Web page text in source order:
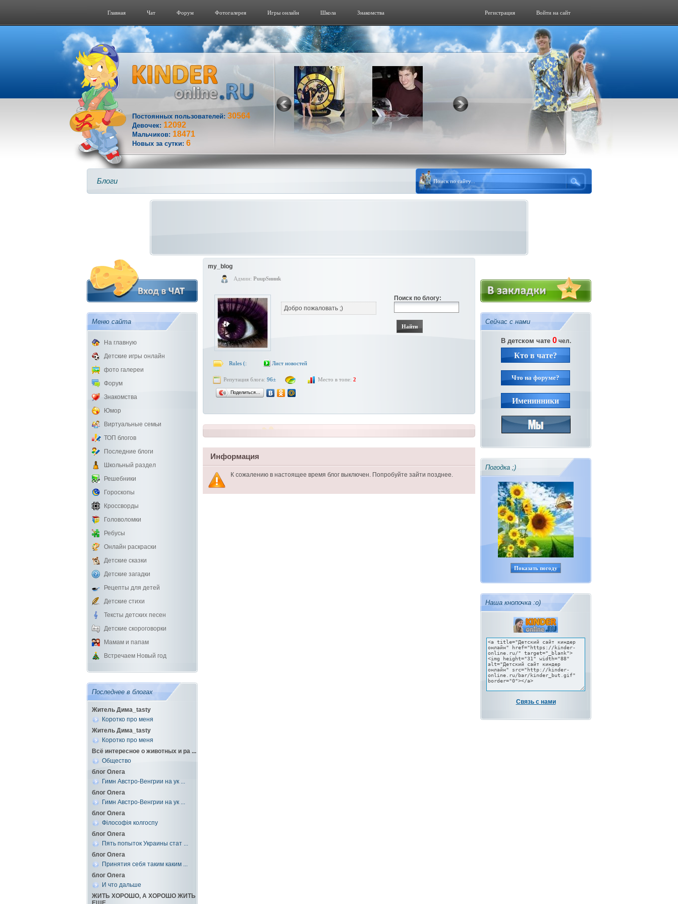
Главная Чат Форум Фотогалерeя Игры онлайн Школа Знакомства Войти на сайт
Регистрация
Постоянных пользователей: 30564
Девочек: 12092
Мальчиков: 18471
Новых за сутки: 6
Блоги
Меню сайта
На главную
Детские игры онлайн
фото галереи
Форум
Знакомства
Юмор
Виртуальные семьи
ТОП блогов
Последние блоги
Школьный раздел
Решебники
Гороскопы
Кроссворды
Головоломки
Ребусы
Онлайн раскраски
Детские сказки
Детские загадки
Рецепты для детей
Детские стихи
Тексты детских песен
Детские скороговорки
Мамам и папам
Встречаем Новый год
Последнее в блогах
Житель Дима_tasty
Коротко про меня
Житель Дима_tasty
Коротко про меня
Всё интересное о животных и ра ...
Общество
блог Олега
Гимн Австро-Венгрии на ук ...
блог Олега
Гимн Австро-Венгрии на ук ...
блог Олега
Філософія колгоспу
блог Олега
Пять попыток Украины стат ...
блог Олега
Принятия себя таким каким ...
блог Олега
И что дальше
ЖИТЬ ХОРОШО, А ХОРОШО ЖИТЬ
my_blog
Админ: PuupSиииk
Добро пожаловать ;)
Поиск по блогу:
Rules (: Лист новостей
Репутация блога: 96± Место в топе: 2
Поделиться…
Информация
К сожалению в настоящее время блог выключен. Попробуйте зайти позднее.
Сейчас с нами
В детском чате 0чел.
Кто в чате?
Что на форуме?
Именинники
Погодка ;)
Показать погоду
Наша кнопочка :о)
Связь с нами